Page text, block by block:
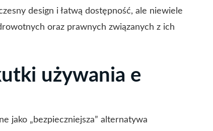
design i łatwą dostępność, ale niewiele
oraz prawnych związanych z ich
używania e
jako „bezpieczniejsza” alternatywa